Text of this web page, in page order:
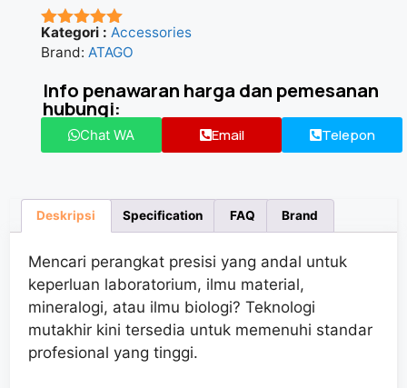
★★★★★
Kategori : Accessories
Brand: ATAGO
Info penawaran harga dan pemesanan
hubungi:
Chat WA Email Telepon
Deskripsi Specification FAQ Brand
Mencari perangkat presisi yang andal untuk
keperluan laboratorium, ilmu material,
mineralogi, atau ilmu biologi? Teknologi
mutakhir kini tersedia untuk memenuhi standar
profesional yang tinggi.